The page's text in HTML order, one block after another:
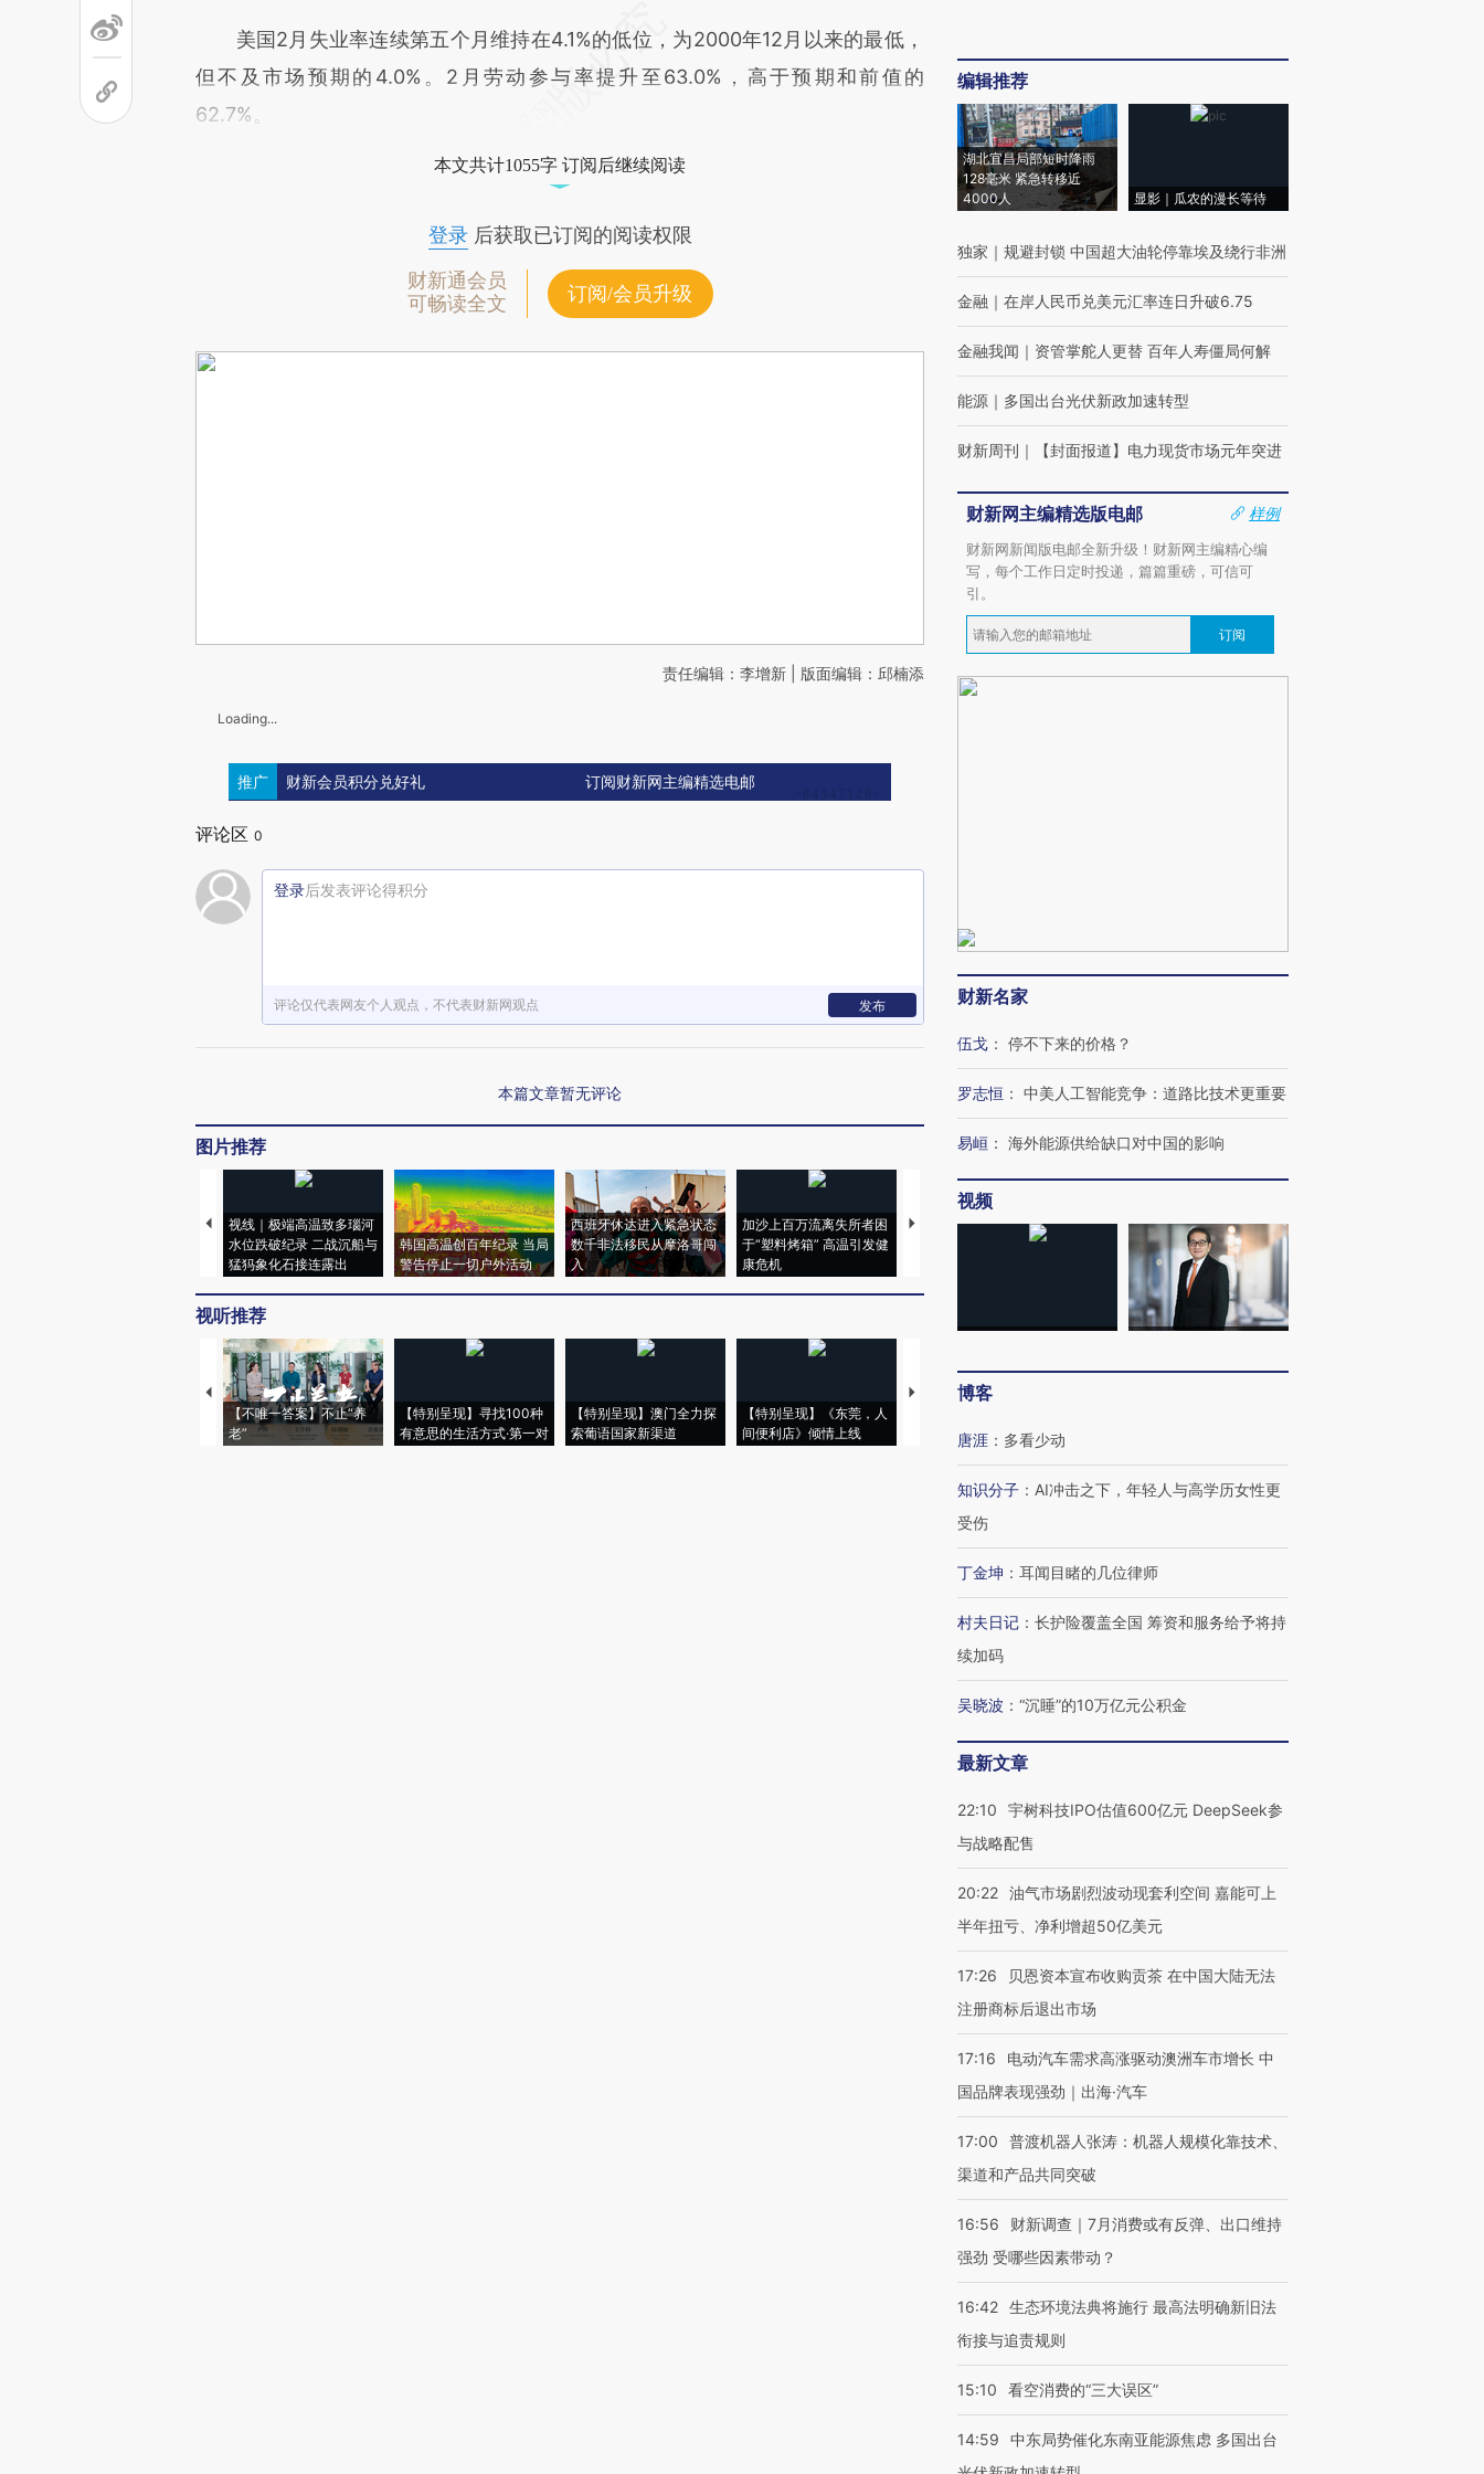
美国2月失业率连续第五个月维持在4.1%的低位，为2000年12月以来的最低，
但不及市场预期的4.0%。2月劳动参与率提升至63.0%，高于预期和前值的
62.7%。
本文共计1055字 订阅后继续阅读
登录后获取已订阅的阅读权限
财新通会员
可畅读全文
订阅/会员升级
责任编辑：李增新 | 版面编辑：邱楠添
Loading...
推广 财新会员积分兑好礼 订阅财新网主编精选电邮
评论区 0
登录后发表评论得积分
评论仅代表网友个人观点，不代表财新网观点 发布
本篇文章暂无评论
图片推荐
视线｜极端高温致多瑙河
水位跌破纪录 二战沉船与
猛犸象化石接连露出
韩国高温创百年纪录 当局
警告停止一切户外活动
西班牙休达进入紧急状态
数千非法移民从摩洛哥闯
入
加沙上百万流离失所者困
于“塑料烤箱” 高温引发健
康危机
视线｜HYROX的吸金
术：是什么让中产们甘
马航飞行员跨国走私7万
粒摇头丸 尿检体内含3种
视线｜被称为“蟑螂”的印
度Z世代 用街头抗争将教
育部长拱下台
视听推荐
【不唯一答案】不止“养
老”
【特别呈现】寻找100种
有意思的生活方式·第一对
【特别呈现】澳门全力探
索葡语国家新渠道
【特别呈现】《东莞，人
间便利店》倾情上线
【推广】走进第四届链博
编辑推荐
湖北宜昌局部短时降雨
128毫米 紧急转移近
4000人
显影｜瓜农的漫长等待
独家 ｜ 规避封锁 中国超大油轮停靠埃及绕行非洲
金融 ｜ 在岸人民币兑美元汇率连日升破6.75
金融我闻 ｜ 资管掌舵人更替 百年人寿僵局何解
能源 ｜ 多国出台光伏新政加速转型
财新周刊 ｜ 【封面报道】电力现货市场元年突进
财新网主编精选版电邮
样例
财新网新闻版电邮全新升级！财新网主编精心编
写，每个工作日定时投递，篇篇重磅，可信可
引。
订阅
财新名家
伍戈 ： 停不下来的价格？
罗志恒 ： 中美人工智能竞争：道路比技术更重要
易峘 ： 海外能源供给缺口对中国的影响
视频
博客
唐涯 ： 多看少动
知识分子 ： AI冲击之下，年轻人与高学历女性更
受伤
丁金坤 ： 耳闻目睹的几位律师
村夫日记 ： 长护险覆盖全国 筹资和服务给予将持
续加码
吴晓波 ： “沉睡”的10万亿元公积金
最新文章
22:10
宇树科技IPO估值600亿元 DeepSeek参
与战略配售
20:22 油气市场剧烈波动现套利空间 嘉能可上
半年扭亏、净利增超50亿美元
17:26
贝恩资本宣布收购贡茶 在中国大陆无法
注册商标后退出市场
17:16
电动汽车需求高涨驱动澳洲车市增长 中
国品牌表现强劲｜出海·汽车
17:00
普渡机器人张涛：机器人规模化靠技术、
渠道和产品共同突破
16:56
财新调查｜7月消费或有反弹、出口维持
强劲 受哪些因素带动？
16:42 生态环境法典将施行 最高法明确新旧法
衔接与追责规则
15:10 看空消费的“三大误区”
14:59
中东局势催化东南亚能源焦虑 多国出台